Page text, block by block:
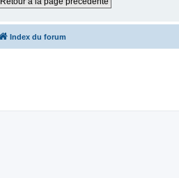
Index du forum